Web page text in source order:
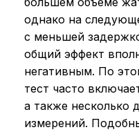
однако на
с меньшей
общий эффект
негативным. По
тест часто
а также несколько
измерений.